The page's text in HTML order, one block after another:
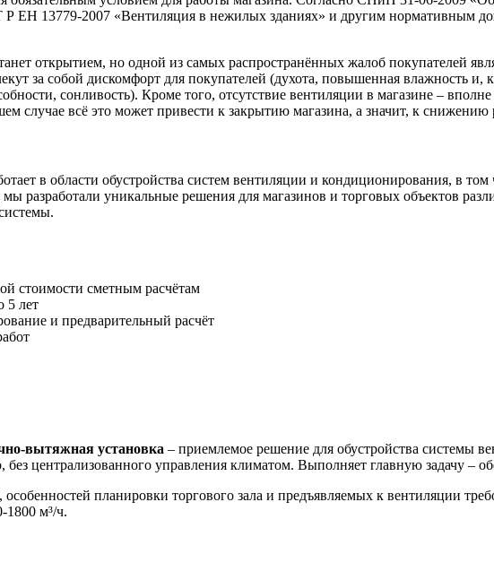
ЕН 13779-2007 «Вентиляция в нежилых зданиях» и другим нормативным
открытием, но одной из самых распространённых жалоб покупателей
за собой дискомфорт для покупателей (духота, повышенная влажность
сонливость). Кроме того, отсутствие вентиляции в магазине –
случае всё это может привести к закрытию магазина, а значит, к
в области обустройства систем вентиляции и кондиционирования, в
разработали уникальные решения для магазинов и торговых объектов
стоимости сметным расчётам
5 лет
и предварительный расчёт
вытяжная установка – приемлемое решение для обустройства системы
централизованного управления климатом. Выполняет главную задачу –
планировки торгового зала и предъявляемых к вентиляции
1800 м³/ч.